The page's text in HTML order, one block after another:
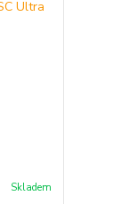
Skladem